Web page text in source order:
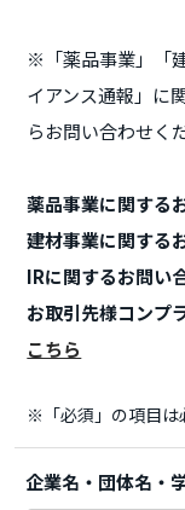
※「薬品事業」「
イアンス通報」に
らお問い合わせく
薬品事業に関する
建材事業に関する
IRに関するお問い
お取引先様コンプ
こちら
※「必須」の項目は
企業名・団体名・